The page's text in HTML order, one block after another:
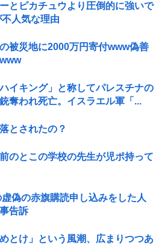
とピカチュウより圧倒的に強いで
人気な理由
被災地に2000万円寄付www偽善
イキング」と称してパレスチナの
奪われ死亡。イスラエル軍「...
とされたの？
のとこの学校の先生が児ポ持って
偽の赤旗購読申し込みをした人
告訴
とけ」という風潮、広まりつつあ